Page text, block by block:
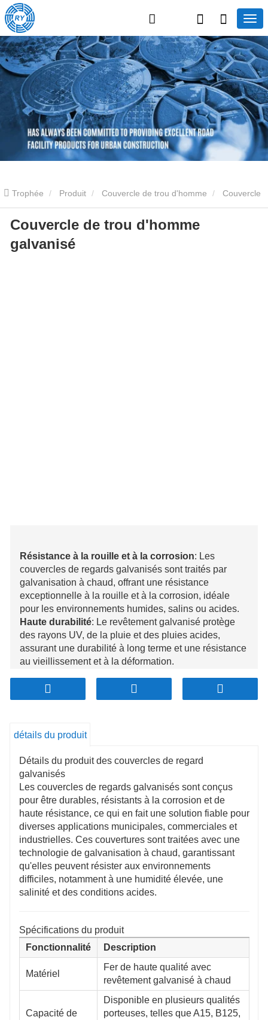
Trophée Produit Couvercle de trou d'homme Couvercle
de trou d'homme galvanisé Couvercle de trou d'homme
galvanisé
Couvercle de trou d'homme
galvanisé
Résistance à la rouille et à la corrosion: Les
couvercles de regards galvanisés sont traités par
galvanisation à chaud, offrant une résistance
exceptionnelle à la rouille et à la corrosion, idéale
pour les environnements humides, salins ou acides.
Haute durabilité: Le revêtement galvanisé protège
des rayons UV, de la pluie et des pluies acides,
assurant une durabilité à long terme et une résistance
au vieillissement et à la déformation.
d'une texture antidérapante, ces housses renforcent la
sécurité en réduisant les risques de glissement des
résistante à la corrosion minimise le besoin
réparation et de remplacement à long terme.
Installation légère et facile
galvanisés sont plus légers que les options
traditionnelles en fonte, ce qui simplifie l'installation et
réduit les coûts de transport.
détails du produit
Détails du produit des couvercles de regard
galvanisés
Les couvercles de regards galvanisés sont conçus
pour être durables, résistants à la corrosion et de
haute résistance, ce qui en fait une solution fiable pour
diverses applications municipales, commerciales et
industrielles. Ces couvertures sont traitées avec une
technologie de galvanisation à chaud, garantissant
qu'elles peuvent résister aux environnements
difficiles, notamment à une humidité élevée, une
salinité et des conditions acides.
Spécifications du produit
Fonctionnalité
Description
Matériel
Fer de haute qualité avec
revêtement galvanisé à chaud
Capacité de
Disponible en plusieurs qualités
porteuses, telles que A15, B125,